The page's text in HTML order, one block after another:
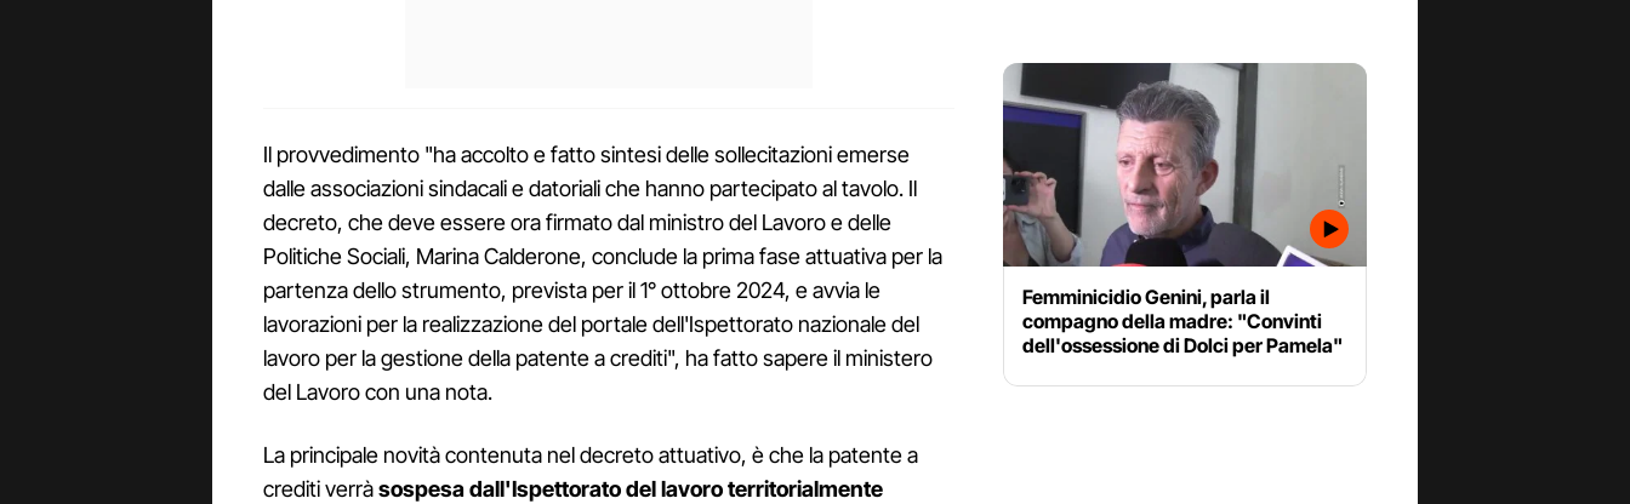
Il provvedimento "ha accolto e fatto sintesi delle sollecitazioni emerse
dalle associazioni sindacali e datoriali che hanno partecipato al tavolo. Il
decreto, che deve essere ora firmato dal ministro del Lavoro e delle
Politiche Sociali, Marina Calderone, conclude la prima fase attuativa per la
partenza dello strumento, prevista per il 1° ottobre 2024, e avvia le
lavorazioni per la realizzazione del portale dell'Ispettorato nazionale del
lavoro per la gestione della patente a crediti", ha fatto sapere il ministero
del Lavoro con una nota.
La principale novità contenuta nel decreto attuativo, è che la patente a
crediti verràsospesa dall'Ispettorato del lavoro territorialmente
Femminicidio Genini, parla il
compagno della madre: "Convinti
dell'ossessione di Dolci per Pamela"